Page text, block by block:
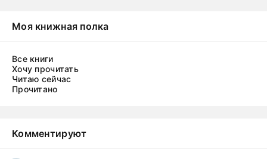
Моя книжная полка
Все книги
Хочу прочитать
Читаю сейчас
Прочитано
Комментируют